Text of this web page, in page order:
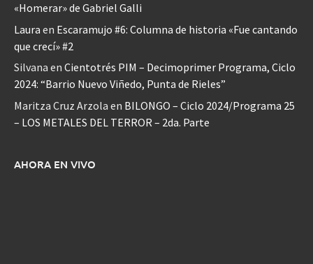
«Homerar» de Gabriel Galli
Laura en Escaramujo #6: Columna de historia «Fue cantando
que crecí» #2
Silvana en Cientotrés PIM – Decimoprimer Programa, Ciclo
2024: “Barrio Nuevo Viñedo, Punta de Rieles”
Maritza Cruz Arzola en BILONGO – Ciclo 2024/Programa 25
– LOS METALES DEL TERROR – 2da. Parte
AHORA EN VIVO